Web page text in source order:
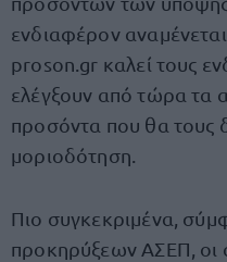
ενδιαφέρον
proson.gr καλεί τους
ελέγξουν από τώρα τα
προσόντα που θα τους
μοριοδότηση.
Πιο συγκεκριμένα,
προκηρύξεων ΑΣΕΠ, οι